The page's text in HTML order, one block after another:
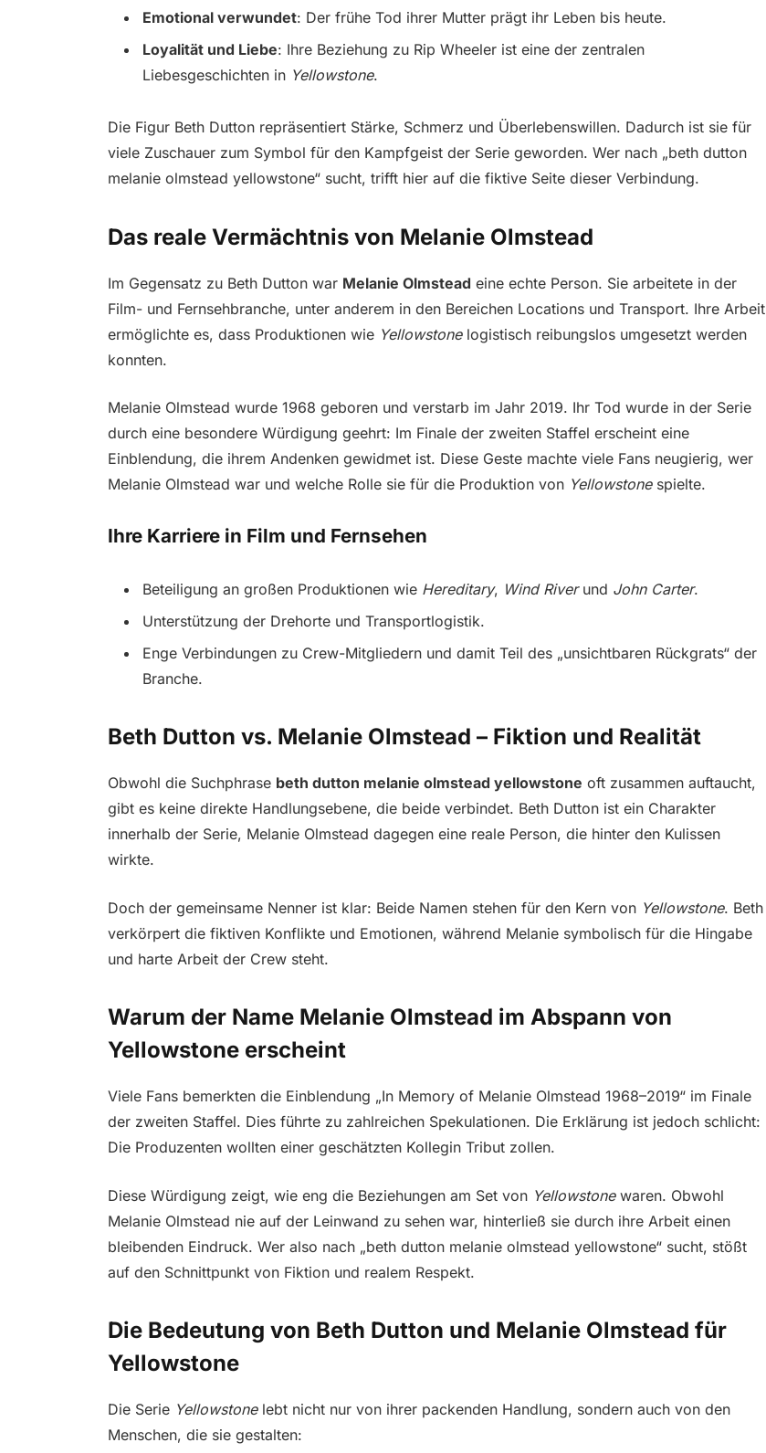
Emotional verwundet: Der frühe Tod ihrer Mutter prägt ihr Leben bis heute.
Loyalität und Liebe: Ihre Beziehung zu Rip Wheeler ist eine der zentralen
Liebesgeschichten in Yellowstone.
Die Figur Beth Dutton repräsentiert Stärke, Schmerz und Überlebenswillen. Dadurch ist sie für
viele Zuschauer zum Symbol für den Kampfgeist der Serie geworden. Wer nach „beth dutton
melanie olmstead yellowstone“ sucht, trifft hier auf die fiktive Seite dieser Verbindung.
Das reale Vermächtnis von Melanie Olmstead
Im Gegensatz zu Beth Dutton war Melanie Olmstead eine echte Person. Sie arbeitete in der
Film- und Fernsehbranche, unter anderem in den Bereichen Locations und Transport. Ihre Arbeit
ermöglichte es, dass Produktionen wie Yellowstonelogistisch reibungslos umgesetzt werden
konnten.
Melanie Olmstead wurde 1968 geboren und verstarb im Jahr 2019. Ihr Tod wurde in der Serie
durch eine besondere Würdigung geehrt: Im Finale der zweiten Staffel erscheint eine
Einblendung, die ihrem Andenken gewidmet ist. Diese Geste machte viele Fans neugierig, wer
Melanie Olmstead war und welche Rolle sie für die Produktion von Yellowstonespielte.
Ihre Karriere in Film und Fernsehen
Beteiligung an großen Produktionen wie Hereditary, Wind Riverund John Carter.
Unterstützung der Drehorte und Transportlogistik.
Enge Verbindungen zu Crew-Mitgliedern und damit Teil des „unsichtbaren Rückgrats“ der
Branche.
Beth Dutton vs. Melanie Olmstead – Fiktion und Realität
Obwohl die Suchphrase beth dutton melanie olmstead yellowstone oft zusammen auftaucht,
gibt es keine direkte Handlungsebene, die beide verbindet. Beth Dutton ist ein Charakter
innerhalb der Serie, Melanie Olmstead dagegen eine reale Person, die hinter den Kulissen
wirkte.
Doch der gemeinsame Nenner ist klar: Beide Namen stehen für den Kern von Yellowstone. Beth
verkörpert die fiktiven Konflikte und Emotionen, während Melanie symbolisch für die Hingabe
und harte Arbeit der Crew steht.
Warum der Name Melanie Olmstead im Abspann von
Yellowstone erscheint
Viele Fans bemerkten die Einblendung „In Memory of Melanie Olmstead 1968–2019“ im Finale
der zweiten Staffel. Dies führte zu zahlreichen Spekulationen. Die Erklärung ist jedoch schlicht:
Die Produzenten wollten einer geschätzten Kollegin Tribut zollen.
Diese Würdigung zeigt, wie eng die Beziehungen am Set von Yellowstonewaren. Obwohl
Melanie Olmstead nie auf der Leinwand zu sehen war, hinterließ sie durch ihre Arbeit einen
bleibenden Eindruck. Wer also nach „beth dutton melanie olmstead yellowstone“ sucht, stößt
auf den Schnittpunkt von Fiktion und realem Respekt.
Die Bedeutung von Beth Dutton und Melanie Olmstead für
Yellowstone
Die Serie Yellowstonelebt nicht nur von ihrer packenden Handlung, sondern auch von den
Menschen, die sie gestalten: